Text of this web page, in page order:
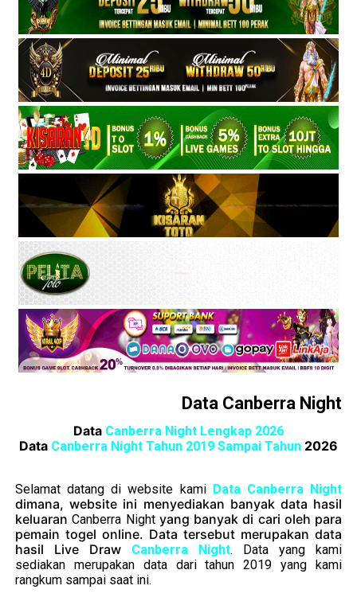
Data Canberra Night
Data Canberra Night Lengkap 2026
Data Canberra Night Tahun 2019 Sampai Tahun 2026
Selamat datang di website kami Data Canberra Night
dimana, website ini menyediakan banyak data hasil
keluaranCanberra Nightyang banyak di cari oleh para
pemain togel online. Data tersebut merupakan data
hasil Live Draw Canberra Night. Data yang kami
sediakan merupakan data dari tahun 2019 yang kami
rangkum sampai saat ini.